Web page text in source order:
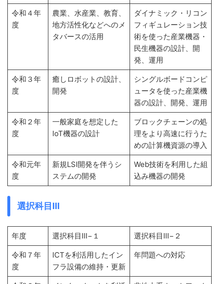
令和４年
度
農業、水産業、教育、
地方活性化などへのメ
タバースの活用
ダイナミック・リコン
フィギュレーション技
術を使った産業機器・
民生機器の設計、開
発、運用
令和３年
度
癒しロボットの設計、
開発
シングルボードコンピ
ュータを使った産業機
器の設計、開発、運用
令和２年
度
一般家庭を想定した
IoT機器の設計
ブロックチェーンの処
理をより高速に行うた
めの計算機資源の導入
令和元年
度
新規LSI開発を伴うシ
ステムの開発
Web技術を利用した組
込み機器の開発
選択科目Ⅲ
年度 選択科目Ⅲ−１ 選択科目Ⅲ−２
令和７年
度
ICTを利活用したイン
フラ設備の維持・更新
年問題への対応